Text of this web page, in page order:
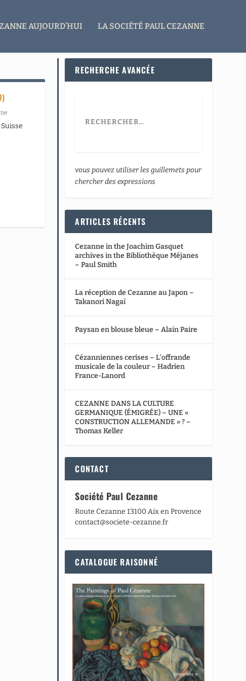
AUJOURD’HUI LA SOCIÉTÉ PAUL CEZANNE
RECHERCHE AVANCÉE
vous pouvez utiliser les guillemets pour
chercher des expressions
ARTICLES RÉCENTS
Cezanne in the Joachim Gasquet
archives in the Bibliothèque Méjanes
– Paul Smith
La réception de Cezanne au Japon –
Takanori Nagaï
Paysan en blouse bleue – Alain Paire
Cézanniennes cerises – L’offrande
musicale de la couleur – Hadrien
France-Lanord
CEZANNE DANS LA CULTURE
GERMANIQUE (ÉMIGRÉE) – UNE «
CONSTRUCTION ALLEMANDE » ? –
Thomas Keller
CONTACT
Société Paul Cezanne
Route Cezanne 13100 Aix en Provence
contact@societe-cezanne.fr
CATALOGUE RAISONNÉ